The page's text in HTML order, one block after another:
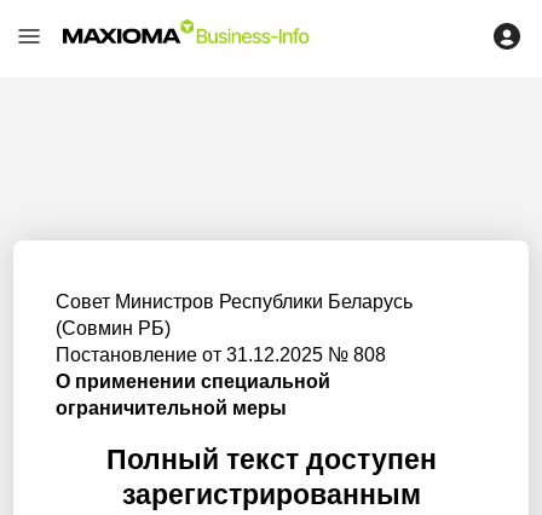
Совет Министров Республики Беларусь
(Совмин РБ)
Постановление от 31.12.2025 № 808
О применении специальной
ограничительной меры
Полный текст доступен
зарегистрированным